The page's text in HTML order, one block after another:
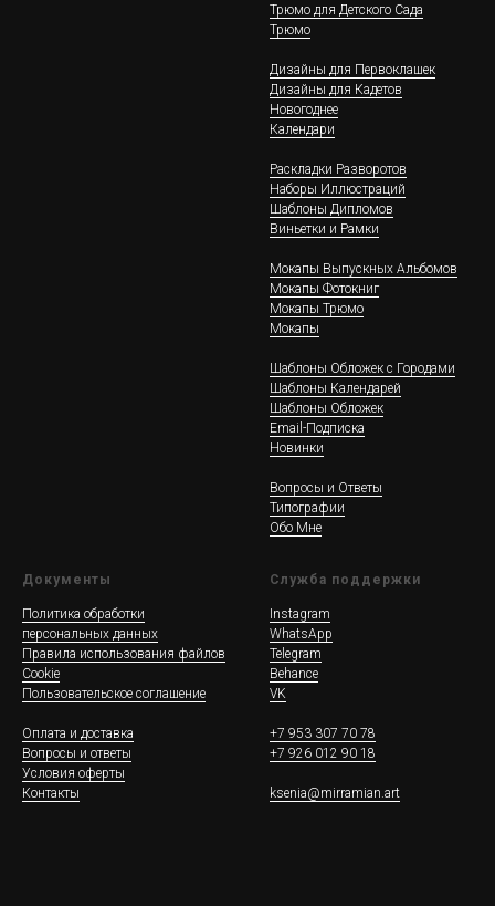
Трюмо для Детского Сада
Трюмо
Дизайны для Первоклашек
Дизайны для Кадетов
Новогоднее
Календари
Раскладки Разворотов
Наборы Иллюстраций
Шаблоны Дипломов
Виньетки и Рамки
Мокапы Выпускных Альбомов
Мокапы Фотокниг
Мокапы Трюмо
Мокапы
Шаблоны Обложек c Городами
Шаблоны Календарей
Шаблоны Обложек
Email-Подписка
Новинки
Вопросы и Ответы
Типографии
Обо Мне
Документы
Политика обработки
персональных данных
Правила использования файлов
Cookie
Пользовательское соглашение
Оплата и доставка
Вопросы и ответы
Условия оферты
Контакты
Служба поддержки
Instagram
WhatsApp
Telegram
Behance
VK
+7 953 307 70 78
+7 926 012 90 18
ksenia@mirramian.art